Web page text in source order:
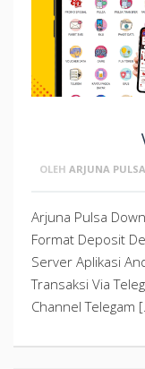
OLEH ARJUNA
Arjuna Pulsa
Format Deposit
Server Aplikasi
Transaksi Via
Channel Telegam